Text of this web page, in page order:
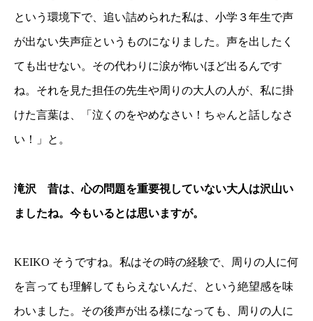
という環境下で、追い詰められた私は、小学３年生で声
が出ない失声症というものになりました。声を出したく
ても出せない。その代わりに涙が怖いほど出るんです
ね。それを見た担任の先生や周りの大人の人が、私に掛
けた言葉は、「泣くのをやめなさい！ちゃんと話しなさ
い！」と。
滝沢 昔は、心の問題を重要視していない大人は沢山い
ましたね。今もいるとは思いますが。
KEIKO そうですね。私はその時の経験で、周りの人に何
を言っても理解してもらえないんだ、という絶望感を味
わいました。その後声が出る様になっても、周りの人に